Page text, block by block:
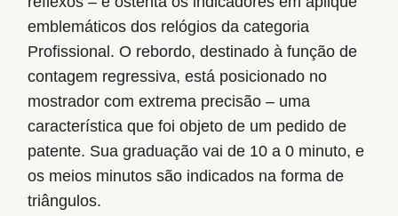
emblemáticos dos relógios da categoria
Profissional. O rebordo, destinado à função de
contagem regressiva, está posicionado no
mostrador com extrema precisão – uma
característica que foi objeto de um pedido de
patente. Sua graduação vai de 10 a 0 minuto, e
os meios minutos são indicados na forma de
triângulos.